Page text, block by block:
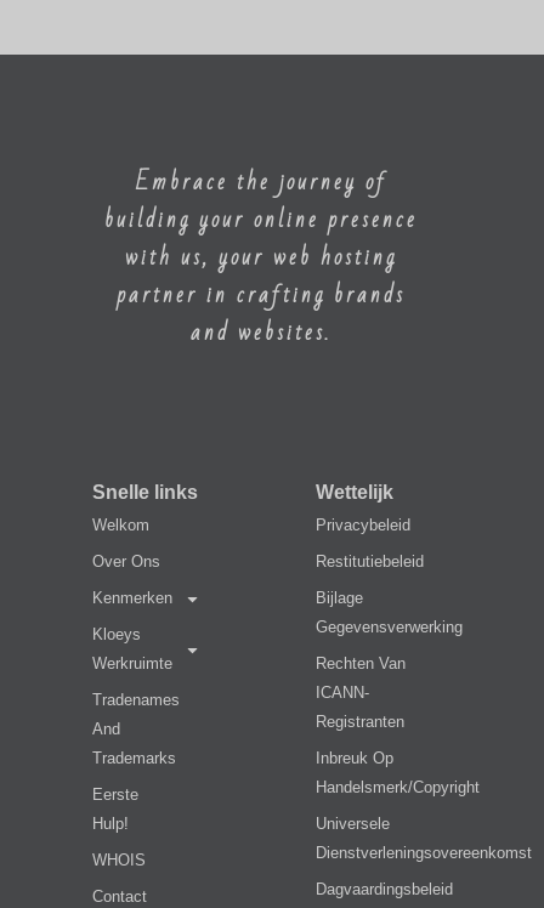
Embrace the journey of
building your online presence
with us, your web hosting
partner in crafting brands
and websites.
Snelle links
Welkom
Over Ons
Kenmerken
Kloeys
Werkruimte
Tradenames
And
Trademarks
Eerste
Hulp!
WHOIS
Contact
Wettelijk
Privacybeleid
Restitutiebeleid
Bijlage
Gegevensverwerking
Rechten Van
ICANN-
Registranten
Inbreuk Op
Handelsmerk/copyright
Universele
Dienstverleningsovereenkomst
Dagvaardingsbeleid